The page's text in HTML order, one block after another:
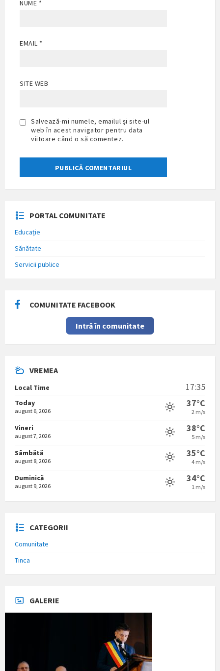
NUME *
EMAIL *
SITE WEB
Salvează-mi numele, emailul și site-ul
web în acest navigator pentru data
viitoare când o să comentez.
PORTAL COMUNITATE
Educație
Sănătate
Servicii publice
COMUNITATE FACEBOOK
Intră în comunitate
VREMEA
Local Time 17:35
Today
august 6, 2026
37°C
2 m/s
Vineri
august 7, 2026
38°C
5 m/s
Sâmbătă
august 8, 2026
35°C
4 m/s
Duminică
august 9, 2026
34°C
1 m/s
CATEGORII
Comunitate
Tinca
GALERIE